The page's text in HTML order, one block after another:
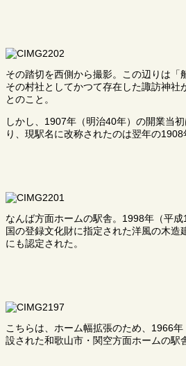
その踏切を西側から撮影。この辺りは「
その村社としてかつて存在した諏訪神社
とのこと。
しかし、1907年（明治40年）の開業当
り、現駅名に改称されたのは翌年の1908
なんば方面ホームの駅舎。1998年（平
国の登録文化財に指定された洋風の木造
にも認定された。
こちらは、ホーム幅拡張のため、1966
設された和歌山市・関空方面ホームの駅